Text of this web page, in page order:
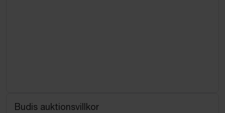
Budis auktionsvillkor